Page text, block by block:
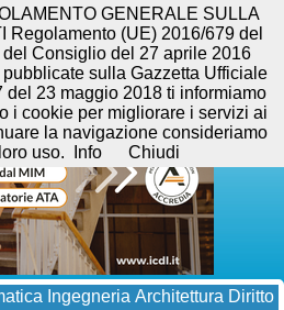
Ingegneria Architettura Diritto
GENERALE SULLA
Regolamento (UE) 2016/679 del
Consiglio del 27 aprile 2016
sulla Gazzetta Ufficiale
23 maggio 2018 ti informiamo
i cookie per migliorare i servizi ai
la navigazione consideriamo
uso.
Info Chiudi